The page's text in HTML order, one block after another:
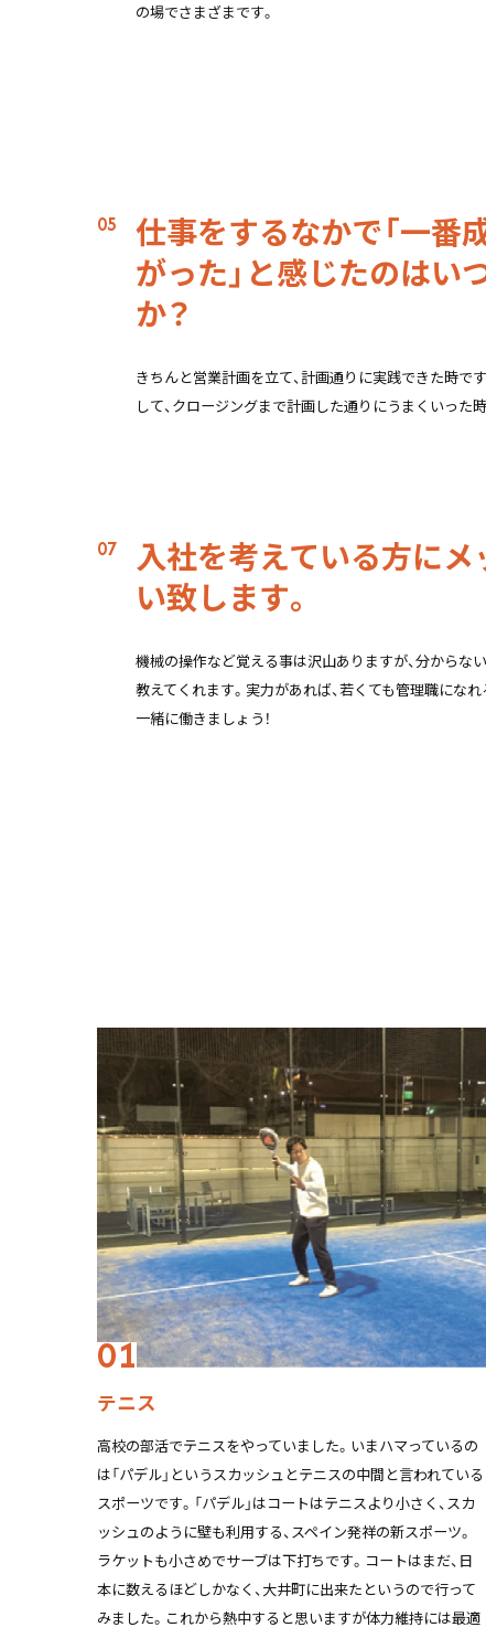
の場でさまざまです。
仕事をするなかで「一番
がった」と感じたのはい
か？
きちんと営業計画を立て、計画通りに実践できた時で
して、クロージングまで計画した通りにうまくいった
入社を考えている方に
い致します。
機械の操作など覚える事は沢山ありますが、分からな
教えてくれます。実力があれば、若くても管理職にな
一緒に働きましょう！
テニス
高校の部活でテニスをやっていました。いまハマっているの
は「パデル」というスカッシュとテニスの中間と言われている
スポーツです。「パデル」はコートはテニスより小さく、スカ
ッシュのように壁も利用する、スペイン発祥の新スポーツ。
ラケットも小さめでサーブは下打ちです。コートはまだ、日
本に数えるほどしかなく、大井町に出来たというので行って
みました。これから熱中すると思いますが体力維持には最適